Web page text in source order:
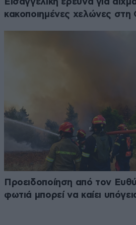
κακοποιημένες χελώνες στη
Προειδοποίηση από τον
φωτιά μπορεί να καίει